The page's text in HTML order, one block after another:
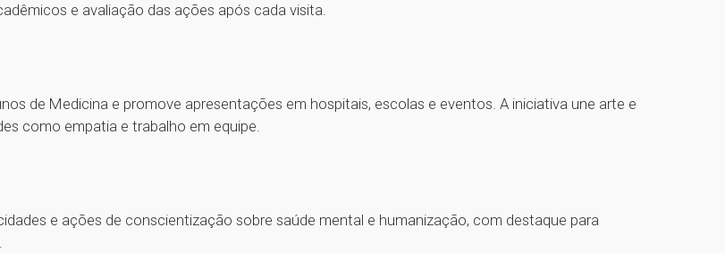
e avaliação das ações após cada visita.
de Medicina e promove apresentações em hospitais, escolas e eventos. A iniciativa une arte e
como empatia e trabalho em equipe.
e ações de conscientização sobre saúde mental e humanização, com destaque para